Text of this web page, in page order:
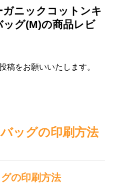
ニックコットンキ
グ(M)の商品レビ
稿をお願いいたします。
ッグの印刷方法
の印刷方法